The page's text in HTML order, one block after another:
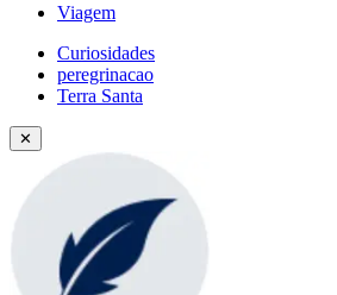
Viagem
Curiosidades
peregrinacao
Terra Santa
✕